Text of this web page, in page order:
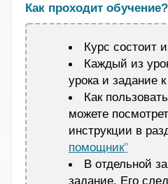
Как проходит обучение?
Курс состоит
Каждый из
урока и задание
Как
можете
инструкции в
помощник"
В отдельной
задание. Его